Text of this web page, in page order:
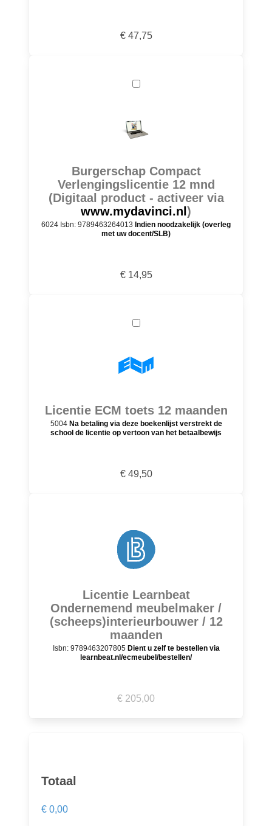
€ 47,75
Burgerschap Compact
Verlengingslicentie 12 mnd
(Digitaal product - activeer via
www.mydavinci.nl )
6024 Isbn: 9789463264013 Indien noodzakelijk (overleg
met uw docent/SLB)
€ 14,95
Licentie ECM toets 12 maanden
5004 Na betaling via deze boekenlijst verstrekt de
school de licentie op vertoon van het betaalbewijs
€ 49,50
Licentie Learnbeat
Ondernemend meubelmaker /
(scheeps)interieurbouwer / 12
maanden
Isbn: 9789463207805 Dient u zelf te bestellen via
learnbeat.nl/ecmeubel/bestellen/
€ 205,00
Totaal
€ 0,00